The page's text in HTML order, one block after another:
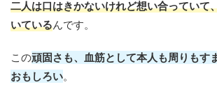
二人は口はきかないけれど想い合っていて
いているんです。
この頑固さも、血筋として本人も周りもす
おもしろい。